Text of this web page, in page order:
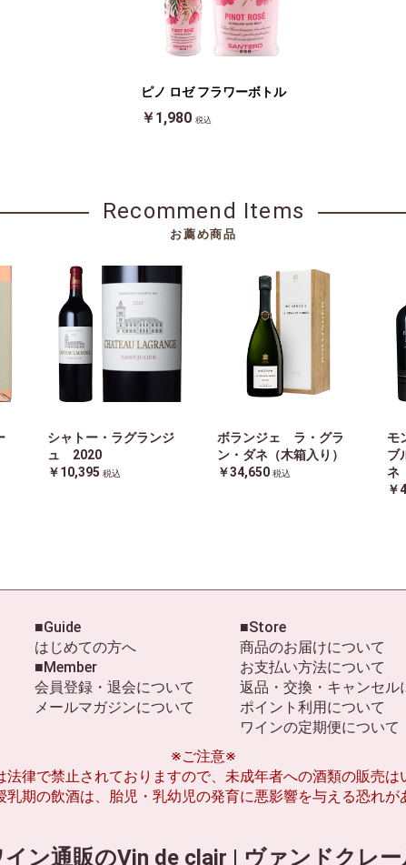
ピノ ロゼ フラワーボトル
￥1,980 税込
Recommend Items
お薦め商品
シャトー・ラグランジ
ュ 2020
￥10,395 税込
ボランジェ ラ・グラ
ン・ダネ（木箱入り）
￥34,650 税込
モ
ブ
ネ
￥
■Guide
はじめての方へ
■Member
会員登録・退会について
メールマガジンについて
■Store
商品のお届けについて
お支払い方法について
返品・交換・キャンセル
ポイント利用について
ワインの定期便について
※ご注意※
法律で禁止されておりますので、未成年者への酒類の販売は
乳期の飲酒は、胎児・乳幼児の発育に悪影響を与える恐れが
イン通販のVin de clair | ヴァンドクレ